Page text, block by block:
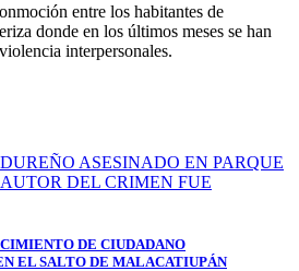
entre los habitantes de
donde en los últimos meses se han
interpersonales.
DE CIUDADANO
EL SALTO DE MALACATIUPÁN